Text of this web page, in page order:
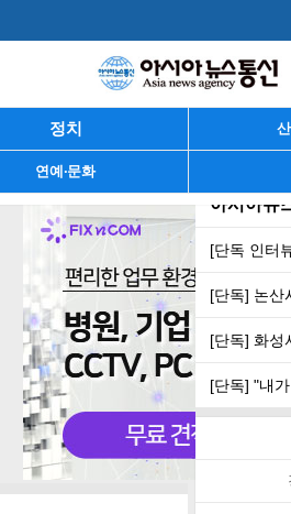
정치
연예·문화
아시아뉴
[단독 인터
[단독] 논산
[단독] 화성
[단독] "내